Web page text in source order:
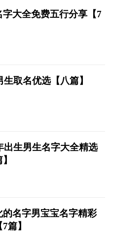
字大全免费五行分享【7
生取名优选【八篇】
出生男生名字大全精选
的名字男宝宝名字精彩
篇】